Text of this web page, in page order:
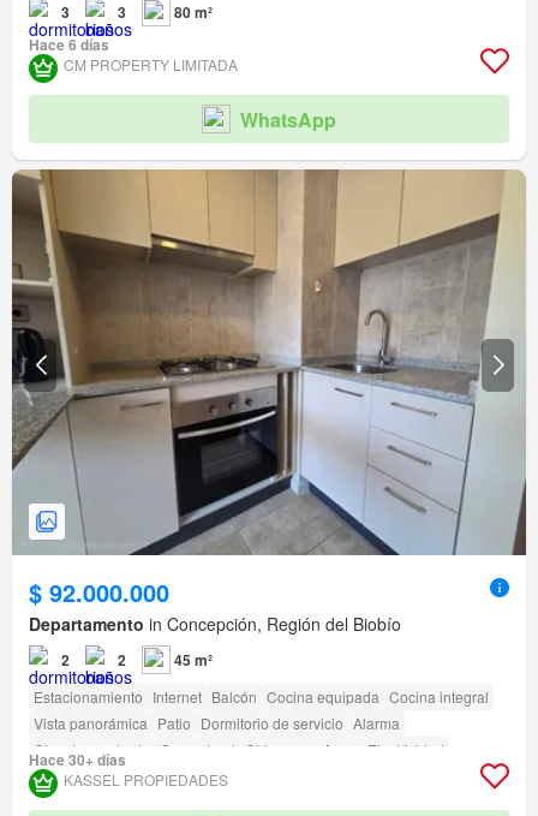
3 3
80 m²
Hace 6 días
CM PROPERTY LIMITADA
WhatsApp
$ 92.000.000
Departamento in Concepción, Región del Biobío
2 2 45 m²
Estacionamiento Internet Balcón Cocina equipada Cocina integral
Vista panorámica Patio Dormitorio de servicio Alarma
Closet empotrado
Gas natural Chimenea Agua
Electricidad
Sin amueblar
Terraza amenity_wi_fi
Ascensor
Hace 30+ días
KASSEL PROPIEDADES